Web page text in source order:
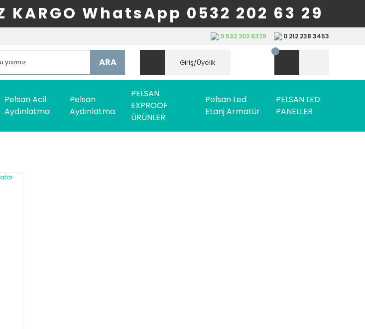
KARGO WhatsApp 0532 202 63 29
0 532 202 6329 0 212 238 3453
ARA Giriş/Üyelik
Pelsan Acil
Aydınlatma
Pelsan
Aydınlatma
PELSAN
EXPROOF
ÜRÜNLER
Pelsan Led
Etanj Armatür
PELSAN LED
PANELLER